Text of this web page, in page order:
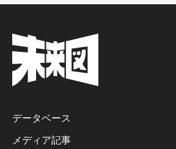
データベース
メディア記事